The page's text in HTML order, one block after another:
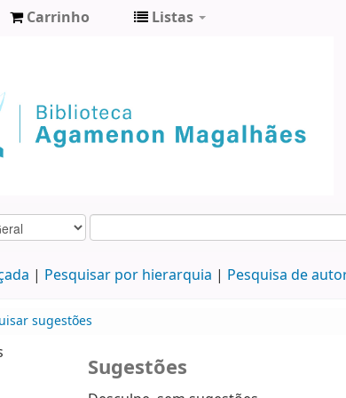
Carrinho Listas
Pesquisar por hierarquia Pesquisa de
sugestões
Sugestões